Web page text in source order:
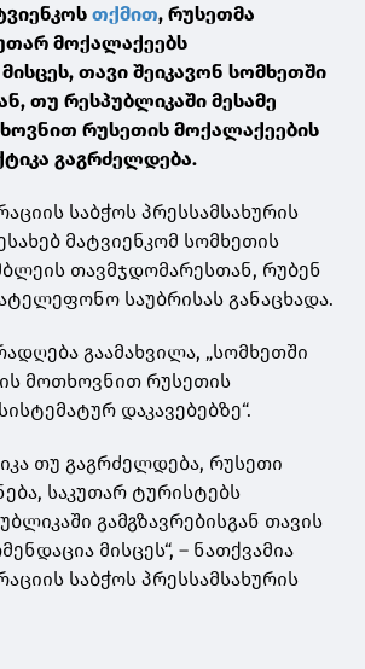
თქმით, რუსეთმა
მოქალაქეებს
თავი შეიკავონ სომხეთში
თუ რესპუბლიკაში მესამე
რუსეთის მოქალაქეების
გაგრძელდება.
საბჭოს პრესსამსახურის
მატვიენკომ სომხეთის
თავმჯდომარესთან, რუბენ
საუბრისას განაცხადა.
გაამახვილა, „სომხეთში
მოთხოვნით რუსეთის
დაკავებებზე“.
თუ გაგრძელდება, რუსეთი
საკუთარ ტურისტებს
გამგზავრებისგან თავის
მისცეს“, – ნათქვამია
საბჭოს პრესსამსახურის